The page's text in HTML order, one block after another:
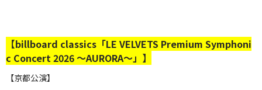
【billboard classics「LE VELVETS Premium Symphoni
c Concert 2026 ～AURORA～」 】
【京都公演】